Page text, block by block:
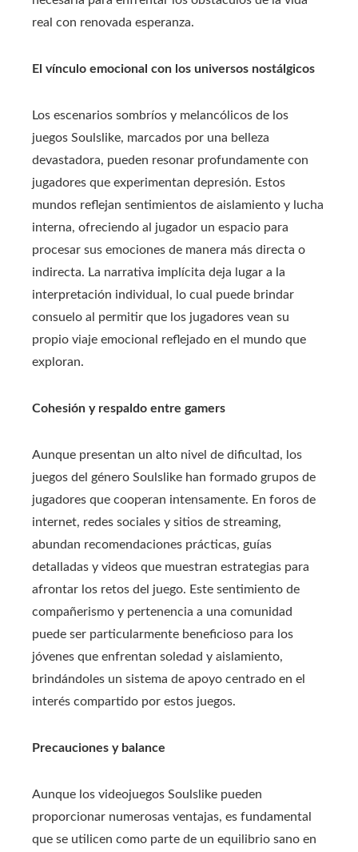
real con renovada esperanza.
El vínculo emocional con los universos nostálgicos
Los escenarios sombríos y melancólicos de los
juegos Soulslike, marcados por una belleza
devastadora, pueden resonar profundamente con
jugadores que experimentan depresión. Estos
mundos reflejan sentimientos de aislamiento y lucha
interna, ofreciendo al jugador un espacio para
procesar sus emociones de manera más directa o
indirecta. La narrativa implícita deja lugar a la
interpretación individual, lo cual puede brindar
consuelo al permitir que los jugadores vean su
propio viaje emocional reflejado en el mundo que
exploran.
Cohesión y respaldo entre gamers
Aunque presentan un alto nivel de dificultad, los
juegos del género Soulslike han formado grupos de
jugadores que cooperan intensamente. En foros de
internet, redes sociales y sitios de streaming,
abundan recomendaciones prácticas, guías
detalladas y videos que muestran estrategias para
afrontar los retos del juego. Este sentimiento de
compañerismo y pertenencia a una comunidad
puede ser particularmente beneficioso para los
jóvenes que enfrentan soledad y aislamiento,
brindándoles un sistema de apoyo centrado en el
interés compartido por estos juegos.
Precauciones y balance
Aunque los videojuegos Soulslike pueden
proporcionar numerosas ventajas, es fundamental
que se utilicen como parte de un equilibrio sano en